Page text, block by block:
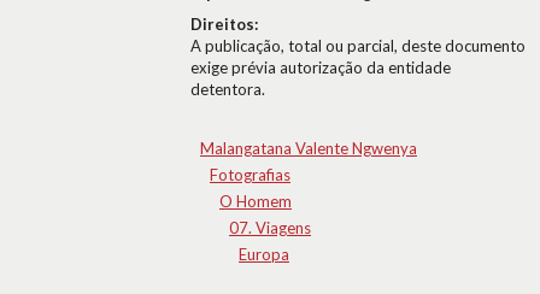
Direitos:
A publicação, total ou parcial, deste documento
exige prévia autorização da entidade
detentora.
Malangatana Valente Ngwenya
Fotografias
O Homem
07. Viagens
Europa